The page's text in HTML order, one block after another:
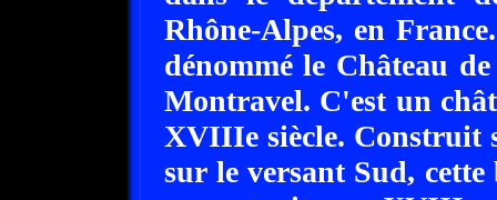
Rhône-Alpes, en
dénommé le Château
Montravel. C'est un
XVIIIe siècle. Construit
sur le versant Sud, cette